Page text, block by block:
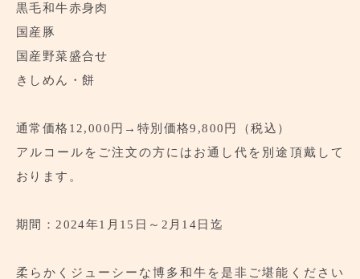
黒毛和牛赤身肉
国産豚
国産野菜盛合せ
きしめん・餅
通常価格12,000円→特別価格9,800円（税込）
アルコールをご注文の方にはお通し代を別途頂戴して
おります。
期間：2024年1月15日～2月14日迄
柔らかくジューシーな博多和牛を是非ご堪能ください